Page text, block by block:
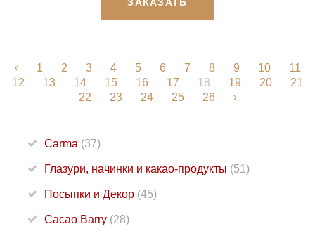
ЗАКАЗАТЬ
1 2 3 4 5 6 7 8 9 10
11
12
13 14 15 16 17 18 19 20
21
22
23 24 25 26
Carma (37)
Глазури, начинки и какао-продукты (51)
Посыпки и Декор (45)
Cacao Barry (28)